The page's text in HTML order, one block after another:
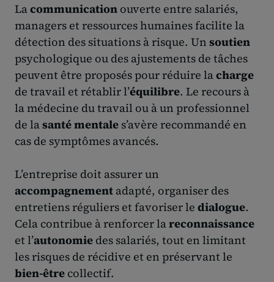
Lacommunication ouverte entre salariés,
managers et ressources humaines facilite la
détection des situations à risque. Un soutien
psychologique ou des ajustements de tâches
peuvent être proposés pour réduire lacharge
de travail et rétablir l’équilibre. Le recours à
la médecine du travail ou à un professionnel
de lasanté mentale s’avère recommandé en
cas de symptômes avancés.
L’entreprise doit assurer un
accompagnement adapté, organiser des
entretiens réguliers et favoriser le dialogue.
Cela contribue à renforcer lareconnaissance
et l’autonomie des salariés, tout en limitant
les risques de récidive et en préservant le
bien-être collectif.